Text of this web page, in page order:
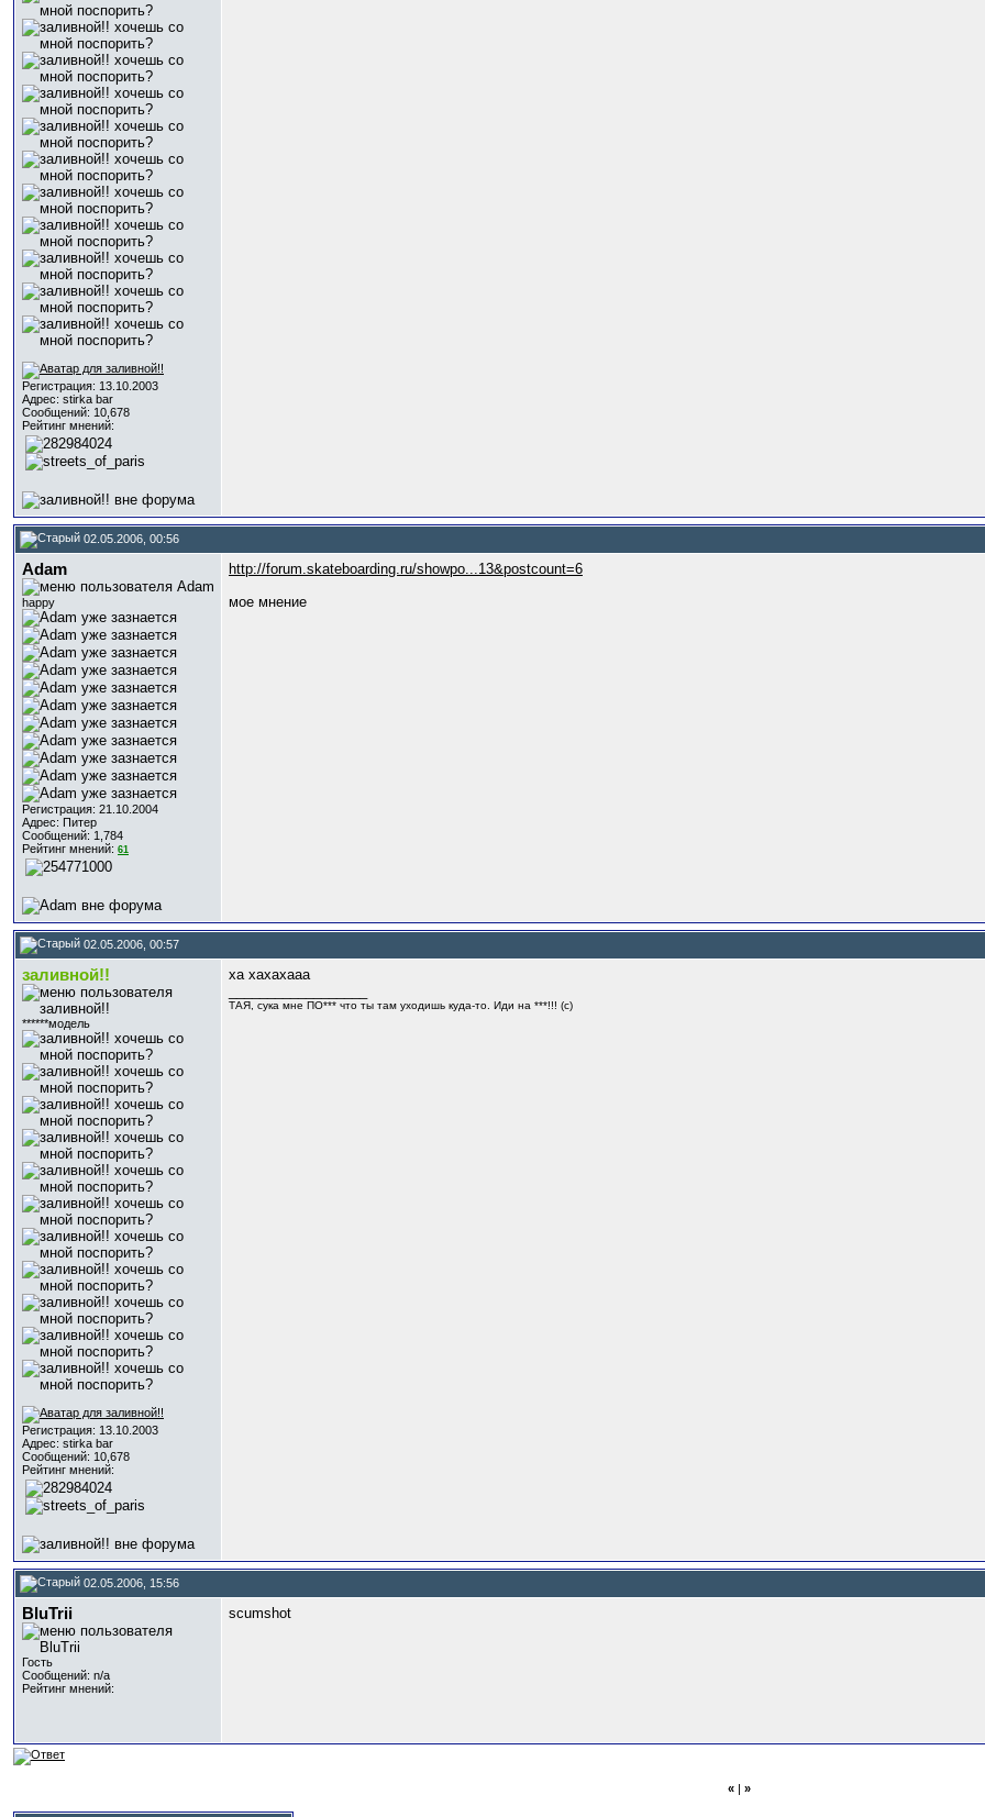
Регистрация: 13.10.2003
Адрес: stirka bar
Сообщений: 10,678
Рейтинг мнений:
02.05.2006, 00:56
Adam
happy
Регистрация: 21.10.2004
Адрес: Питер
Сообщений: 1,784
Рейтинг мнений: 61
http://forum.skateboarding.ru/showpo...13&postcount=6
мое мнение
02.05.2006, 00:57
заливной!!
******модель
Регистрация: 13.10.2003
Адрес: stirka bar
Сообщений: 10,678
Рейтинг мнений:
ха хахахааа
ТАЯ, сука мне ПО*** что ты там уходишь куда-то. Иди на ***!!! (с)
02.05.2006, 15:56
BluTrii
Гость
Сообщений: n/a
Рейтинг мнений:
scumshot
« | »